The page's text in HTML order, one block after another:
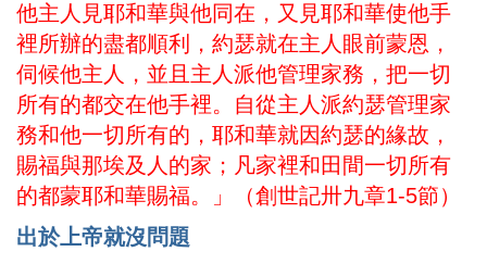
他主人見耶和華與他同在，又見耶和華使他手
裡所辦的盡都順利，約瑟就在主人眼前蒙恩，
伺候他主人，並且主人派他管理家務，把一切
所有的都交在他手裡。自從主人派約瑟管理家
務和他一切所有的，耶和華就因約瑟的緣故，
賜福與那埃及人的家；凡家裡和田間一切所有
的都蒙耶和華賜福。」（創世記卅九章1-5節）
出於上帝就沒問題